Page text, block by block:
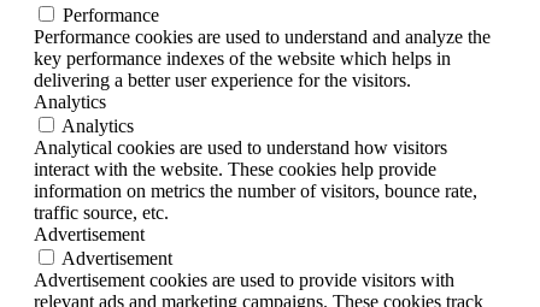
Performance
Performance cookies are used to understand and analyze the
key performance indexes of the website which helps in
delivering a better user experience for the visitors.
Analytics
Analytics
Analytical cookies are used to understand how visitors
interact with the website. These cookies help provide
information on metrics the number of visitors, bounce rate,
traffic source, etc.
Advertisement
Advertisement
Advertisement cookies are used to provide visitors with
relevant ads and marketing campaigns. These cookies track